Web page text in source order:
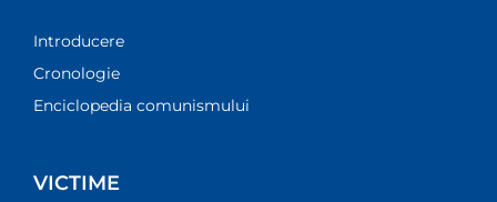
Introducere
Cronologie
Enciclopedia comunismului
VICTIME